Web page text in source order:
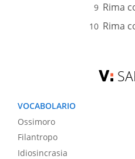
Rima
Rima
VOCABOLARIO
Ossimoro
Filantropo
Idiosincrasia